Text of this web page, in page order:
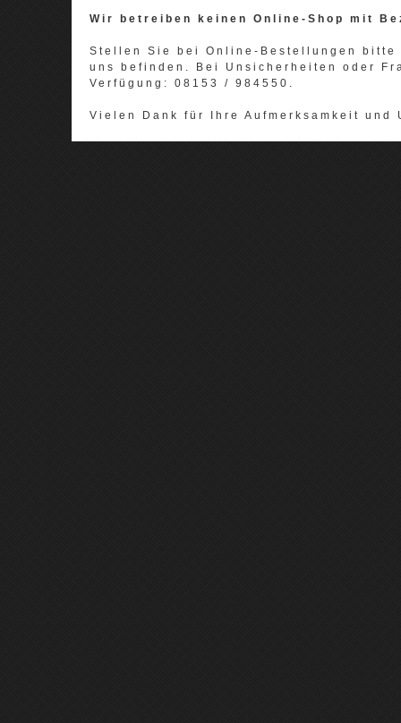
Wir betreiben keinen Online-Shop mit
Stellen Sie bei Online-Bestellungen
uns befinden. Bei Unsicherheiten oder
Verfügung: 08153 / 984550.
Vielen Dank für Ihre Aufmerksamkeit und